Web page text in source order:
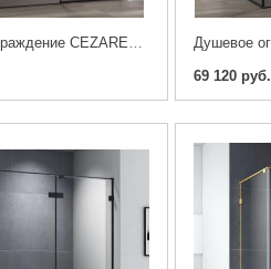
69 120 руб.